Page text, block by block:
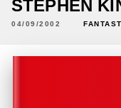
STEPHEN
04/09/2002